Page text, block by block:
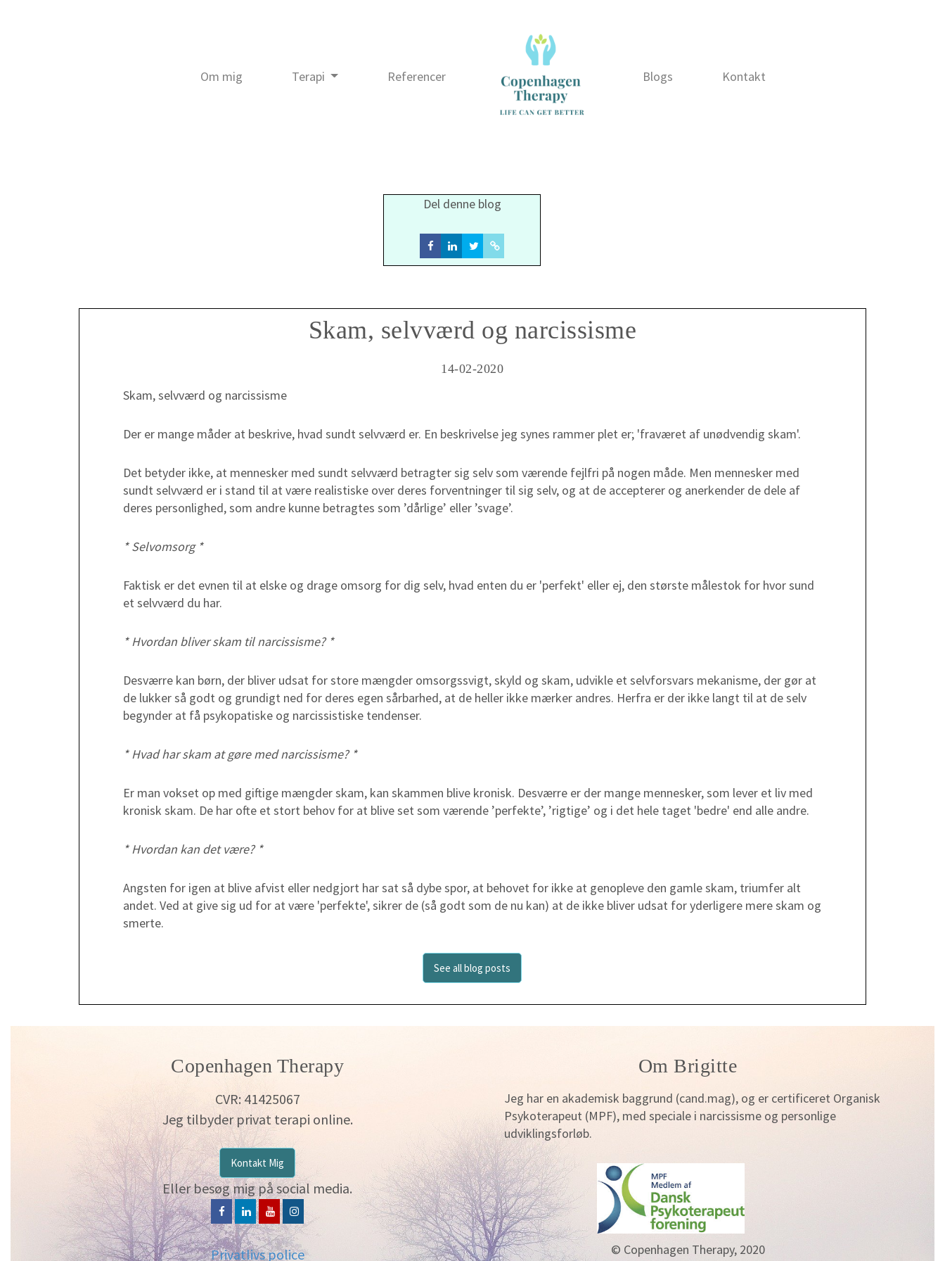
Om mig Terapi Referencer Blogs Kontakt
Del denne blog
Skam, selvværd og narcissisme
14-02-2020
Skam, selvværd og narcissisme
Der er mange måder at beskrive, hvad sundt selvværd er. En beskrivelse jeg synes rammer plet er; 'fraværet af unødvendig skam'.
Det betyder ikke, at mennesker med sundt selvværd betragter sig selv som værende fejlfri på nogen måde. Men mennesker med
sundt selvværd er i stand til at være realistiske over deres forventninger til sig selv, og at de accepterer og anerkender de dele af
deres personlighed, som andre kunne betragtes som ’dårlige’ eller ’svage’.
* Selvomsorg *
Faktisk er det evnen til at elske og drage omsorg for dig selv, hvad enten du er 'perfekt' eller ej, den største målestok for hvor sund
et selvværd du har.
* Hvordan bliver skam til narcissisme? *
Desværre kan børn, der bliver udsat for store mængder omsorgssvigt, skyld og skam, udvikle et selvforsvars mekanisme, der gør at
de lukker så godt og grundigt ned for deres egen sårbarhed, at de heller ikke mærker andres. Herfra er der ikke langt til at de selv
begynder at få psykopatiske og narcissistiske tendenser.
* Hvad har skam at gøre med narcissisme? *
Er man vokset op med giftige mængder skam, kan skammen blive kronisk. Desværre er der mange mennesker, som lever et liv med
kronisk skam. De har ofte et stort behov for at blive set som værende ’perfekte’, ’rigtige’ og i det hele taget 'bedre' end alle andre.
* Hvordan kan det være? *
Angsten for igen at blive afvist eller nedgjort har sat så dybe spor, at behovet for ikke at genopleve den gamle skam, triumfer alt
andet. Ved at give sig ud for at være 'perfekte', sikrer de (så godt som de nu kan) at de ikke bliver udsat for yderligere mere skam og
smerte.
See all blog posts
Copenhagen Therapy
CVR: 41425067
Jeg tilbyder privat terapi online.
Kontakt Mig
Eller besøg mig på social media.
Privatlivs police
Om Brigitte
Jeg har en akademisk baggrund (cand.mag), og er certificeret Organisk
Psykoterapeut (MPF), med speciale i narcissisme og personlige
udviklingsforløb.
© Copenhagen Therapy, 2020